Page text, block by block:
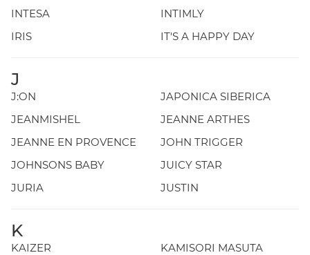
INTESA
INTIMLY
IRIS
IT'S A HAPPY DAY
J
J:ON
JAPONICA SIBERICA
JEANMISHEL
JEANNE ARTHES
JEANNE EN PROVENCE
JOHN TRIGGER
JOHNSONS BABY
JUICY STAR
JURIA
JUSTIN
K
KAIZER
KAMISORI MASUTA